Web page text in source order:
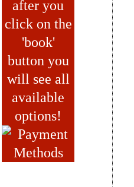
after you
click on the
'book'
button you
will see all
available
options!